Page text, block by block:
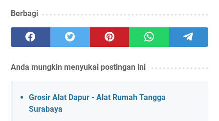
Berbagi
Anda mungkin menyukai postingan ini
Grosir Alat Dapur - Alat Rumah Tangga
Surabaya